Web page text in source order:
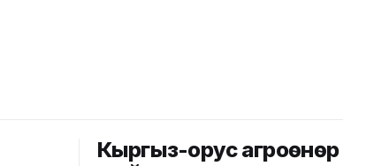
Кыргыз-орус агроөнөр